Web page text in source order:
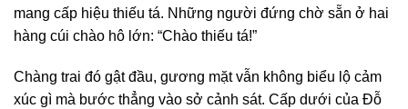
mang cấp hiệu thiếu tá. Những người đứng chờ sẵn ở hai
hàng cúi chào hô lớn: “Chào thiếu tá!”
Chàng trai đó gật đầu, gương mặt vẫn không biểu lộ cảm
xúc gì mà bước thẳng vào sở cảnh sát. Cấp dưới của Đỗ